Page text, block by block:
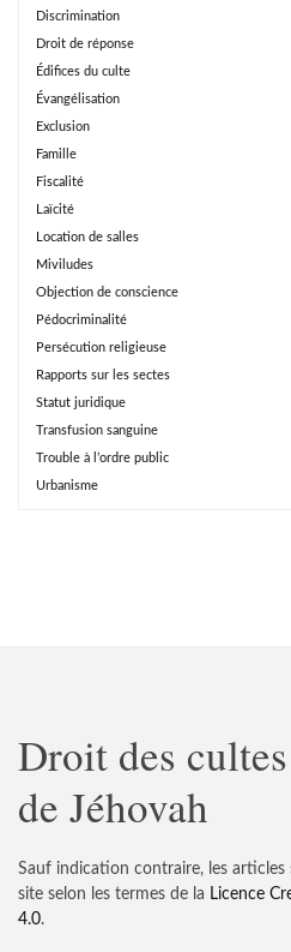
Discrimination
Droit de réponse
Édifices du culte
Évangélisation
Exclusion
Famille
Fiscalité
Laïcité
Location de salles
Miviludes
Objection de conscience
Pédocriminalité
Persécution religieuse
Rapports sur les sectes
Statut juridique
Transfusion sanguine
Trouble à l’ordre public
Urbanisme
Droit des
de Jéhovah
Sauf indication contraire, les
site selon les termes de la Licence
4.0.